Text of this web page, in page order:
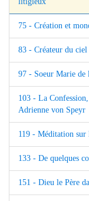
75 - Création et
83 - Créateur du
97 - Soeur Marie de
103 - La
Adrienne von Speyr
119 - Méditation
133 - De quelques
151 - Dieu le Père